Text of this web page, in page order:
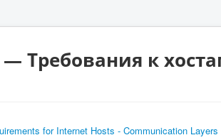
— Требования к
for Internet Hosts - Communication Layers